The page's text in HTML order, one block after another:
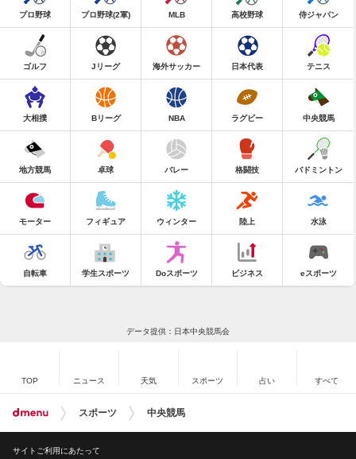
プロ野球 プロ野球(2軍) MLB 高校野球 侍ジャパン
ゴルフ Jリーグ 海外サッカー 日本代表 テニス
大相撲 Bリーグ NBA ラグビー 中央競馬
地方競馬 卓球 バレー 格闘技 バドミントン
モーター フィギュア ウィンター 陸上 水泳
自転車 学生スポーツ Doスポーツ ビジネス eスポーツ
データ提供：日本中央競馬会
TOP ニュース 天気 スポーツ 占い すべて
スポーツ 中央競馬
サイトご利用にあたって